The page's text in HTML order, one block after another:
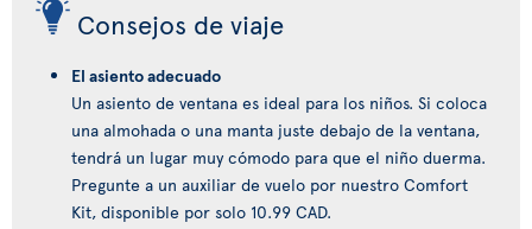
Consejos de viaje
El asiento adecuado
Un asiento de ventana es ideal para los niños. Si coloca
una almohada o una manta juste debajo de la ventana,
tendrá un lugar muy cómodo para que el niño duerma.
Pregunte a un auxiliar de vuelo por nuestro Comfort
Kit, disponible por solo 10.99 CAD.